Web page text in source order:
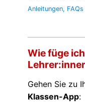
Anleitungen FAQs
Wie füge
Gehen Sie zu
Klassen-App: